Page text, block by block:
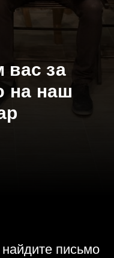
вас за
на наш
письмо